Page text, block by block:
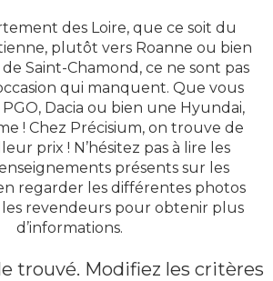
des Loire, que ce soit du
plutôt vers Roanne ou bien
Saint-Chamond, ce ne sont pas
qui manquent. Que vous
Dacia ou bien une Hyundai,
! Chez Précisium, on trouve de
prix ! N’hésitez pas à lire les
présents sur les
regarder les différentes photos
revendeurs pour obtenir plus
d’informations.
trouvé. Modifiez les critères